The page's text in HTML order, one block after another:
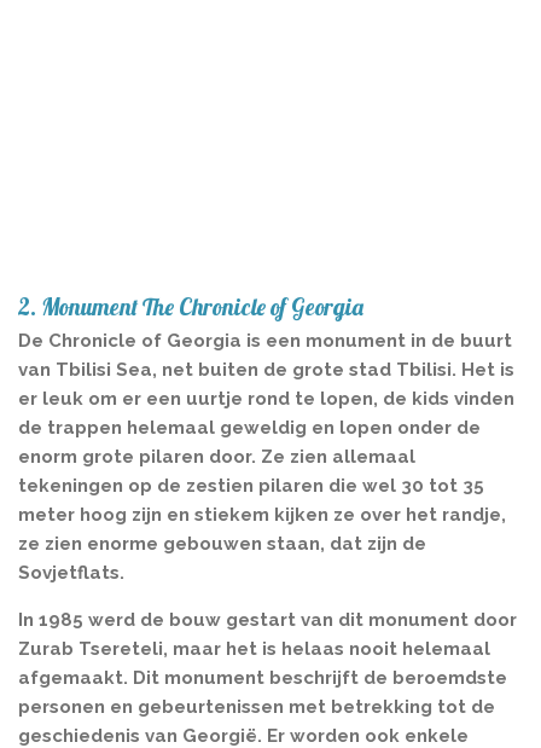
2. Monument The Chronicle of Georgia
De Chronicle of Georgia is een monument in de buurt
van Tbilisi Sea, net buiten de grote stad Tbilisi. Het is
er leuk om er een uurtje rond te lopen, de kids vinden
de trappen helemaal geweldig en lopen onder de
enorm grote pilaren door. Ze zien allemaal
tekeningen op de zestien pilaren die wel 30 tot 35
meter hoog zijn en stiekem kijken ze over het randje,
ze zien enorme gebouwen staan, dat zijn de
Sovjetflats.
In 1985 werd de bouw gestart van dit monument door
Zurab Tsereteli, maar het is helaas nooit helemaal
afgemaakt. Dit monument beschrijft de beroemdste
personen en gebeurtenissen met betrekking tot de
geschiedenis van Georgië. Er worden ook enkele